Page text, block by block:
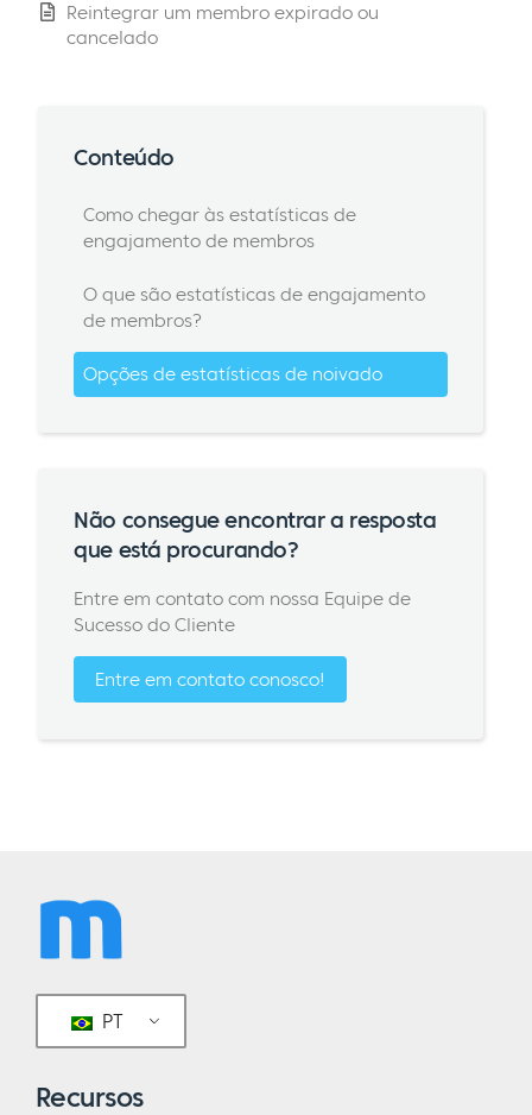
Reintegrar um membro expirado ou
cancelado
Conteúdo
Como chegar às estatísticas de
engajamento de membros
O que são estatísticas de engajamento
de membros?
Opções de estatísticas de noivado
Não consegue encontrar a resposta
que está procurando?
Entre em contato com nossa Equipe de
Sucesso do Cliente
Entre em contato conosco!
PT
Recursos